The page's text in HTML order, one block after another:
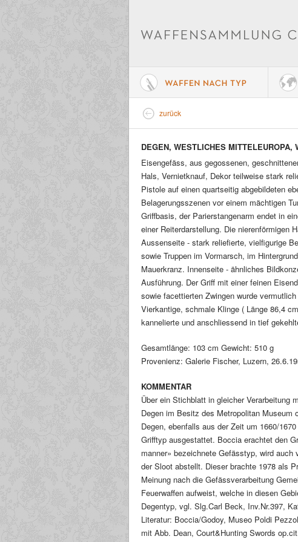
zurück
DEGEN, WESTLICHES MITTELEUROPA,
Eisengefäss, aus gegossenen,
Hals, Vernietknauf, Dekor teilweise stark
Pistole auf einen quartseitig abgebildeten
Belagerungsszenen vor einem mächtigen
Griffbasis, der Parierstangenarm endet in
einer Reiterdarstellung. Die nierenförmigen
Aussenseite - stark reliefierte, vielfigurige
sowie Truppen im Vormarsch, im
Mauerkranz. Innenseite - ähnliches
Ausführung. Der Griff mit einer feinen
sowie facettierten Zwingen wurde
Vierkantige, schmale Klinge ( Länge 86,4
kannelierte und anschliessend in tief
Gesamtlänge: 103 cm Gewicht: 510 g
Provenienz: Galerie Fischer, Luzern,
KOMMENTAR
Über ein Stichblatt in gleicher Verarbeitung
Degen im Besitz des Metropolitan Museum
Degen, ebenfalls aus der Zeit um 1660/
Grifftyp ausgestattet. Boccia erachtet den
manner» bezeichnete Gefässtyp, wird
der Sloot abstellt. Dieser brachte 1978 als
Meinung nach die Gefässverarbeitung
Feuerwaffen aufweist, welche in diesen
Degentyp, vgl. Slg.Carl Beck, Inv.Nr.397,
Literatur: Boccia/Godoy, Museo Poldi
mit Abb. Dean, Court&Hunting Swords